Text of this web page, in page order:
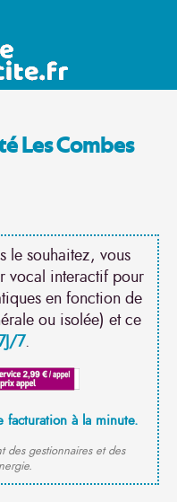
Les Combes
le souhaitez, vous
vocal interactif pour
en fonction de
ou isolée) et ce
7.
à la minute.
des gestionnaires et des